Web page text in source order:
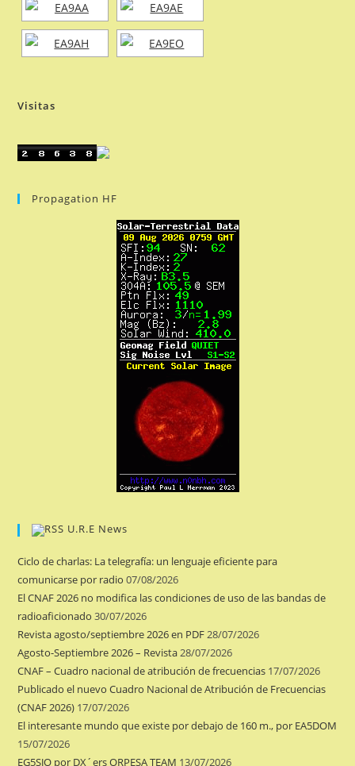
Visitas
Propagation HF
U.R.E News
Ciclo de charlas: La telegrafía: un lenguaje eficiente para
comunicarse por radio 07/08/2026
El CNAF 2026 no modifica las condiciones de uso de las bandas de
radioaficionado 30/07/2026
Revista agosto/septiembre 2026 en PDF28/07/2026
Agosto-Septiembre 2026 – Revista28/07/2026
CNAF – Cuadro nacional de atribución de frecuencias 17/07/2026
Publicado el nuevo Cuadro Nacional de Atribución de Frecuencias
(CNAF 2026) 17/07/2026
El interesante mundo que existe por debajo de 160 m., por EA5DOM
15/07/2026
EG5SJO por DX´ers ORPESA TEAM 13/07/2026